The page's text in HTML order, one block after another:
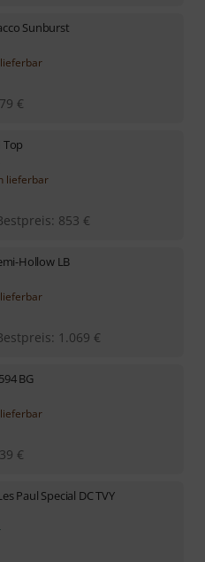
Sunburst
€
Top
lieferbar
: 853 €
Hollow LB
: 1.069 €
BG
€
Paul Special DC TVY